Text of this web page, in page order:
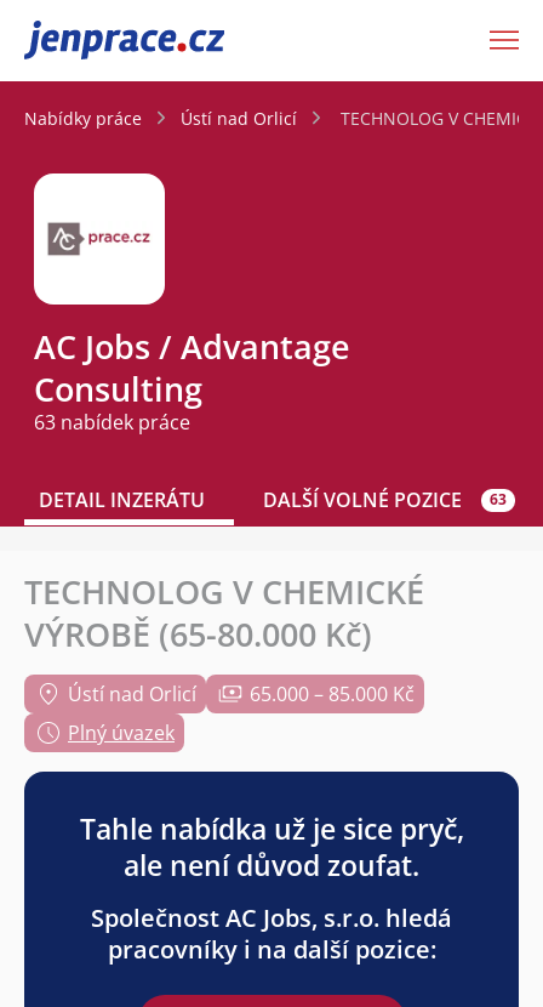
JenPráce.cz
Nabídky práce Ústí nad Orlicí TECHNOLOG V
AC Jobs / Advantage
Consulting
63 nabídek práce
DETAIL INZERÁTU DALŠÍ VOLNÉ POZICE 63
TECHNOLOG V CHEMICKÉ
VÝROBĚ (65-80.000 Kč)
Ústí nad Orlicí
65.000 – 85.000 Kč
Plný úvazek
Tahle nabídka už je sice pryč,
ale není důvod zoufat.
Společnost AC Jobs, s.r.o. hledá
pracovníky i na další pozice: